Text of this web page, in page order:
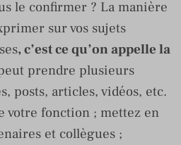
le confirmer ? La manière
sur vos sujets
, c’est ce qu’on appelle la
prendre plusieurs
posts, articles, vidéos, etc.
votre fonction ; mettez en
et collègues ;